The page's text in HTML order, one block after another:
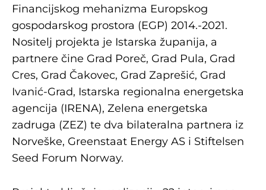
Financijskog mehanizma Europskog
gospodarskog prostora (EGP) 2014.-2021.
Nositelj projekta je Istarska županija, a
partnere čine Grad Poreč, Grad Pula, Grad
Cres, Grad Čakovec, Grad Zaprešić, Grad
Ivanić-Grad, Istarska regionalna energetska
agencija (IRENA), Zelena energetska
zadruga (ZEZ) te dva bilateralna partnera iz
Norveške, Greenstaat Energy AS i Stiftelsen
Seed Forum Norway.